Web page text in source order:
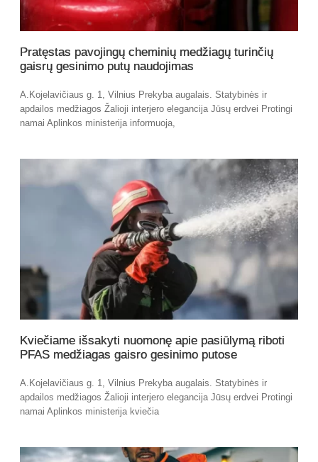
Pratęstas pavojingų cheminių medžiagų turinčių
gaisrų gesinimo putų naudojimas
A.Kojelavičiaus g. 1, Vilnius Prekyba augalais. Statybinės ir
apdailos medžiagos Žalioji interjero elegancija Jūsų erdvei Protingi
namai Aplinkos ministerija informuoja,
Kviečiame išsakyti nuomonę apie pasiūlymą riboti
PFAS medžiagas gaisro gesinimo putose
A.Kojelavičiaus g. 1, Vilnius Prekyba augalais. Statybinės ir
apdailos medžiagos Žalioji interjero elegancija Jūsų erdvei Protingi
namai Aplinkos ministerija kviečia